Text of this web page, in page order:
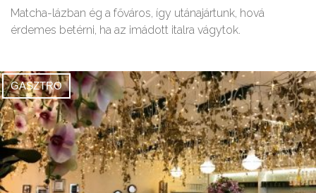
Matcha-lázban ég a főváros, így utánajártunk, hová
érdemes betérni, ha az imádott italra vágytok.
GASZTRO